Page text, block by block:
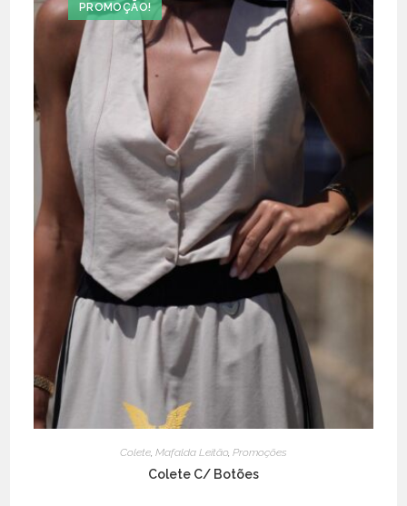
PROMOÇÃO!
Colete Mafalda Leitão, Promoções
Colete C/ Botões